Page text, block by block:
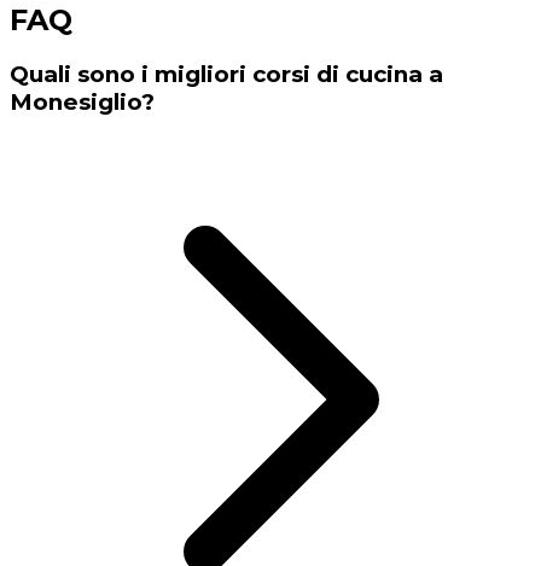
FAQ
Quali sono i migliori corsi di cucina a
Monesiglio?